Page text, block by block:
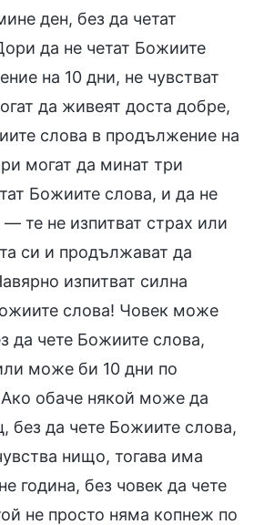
ден, без да четат
да не четат Божиите
на 10 дни, не чувстват
да живеят доста добре,
слова в продължение на
могат да минат три
Божиите слова, и да не
те не изпитват страх или
си и продължават да
изпитват силна
слова! Човек може
да чете Божиите слова,
може би 10 дни по
обаче някой може да
без да чете Божиите слова,
нищо, тогава има
година, без човек да чете
не просто няма копнеж по